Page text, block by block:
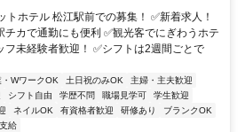
トホテル 松江駅前での募集！ ✅新着求人！
チカで通勤にも便利 ✅観光客でにぎわうホテ
フ未経験者歓迎！ ✅シフトは2週間ごとで
・WワークOK 土日祝のみOK
主婦・主夫歓迎
シフト自由 学歴不問 職場見学可
学生歓迎
ネイルOK 有資格者歓迎 研修あり
ブランクOK
給